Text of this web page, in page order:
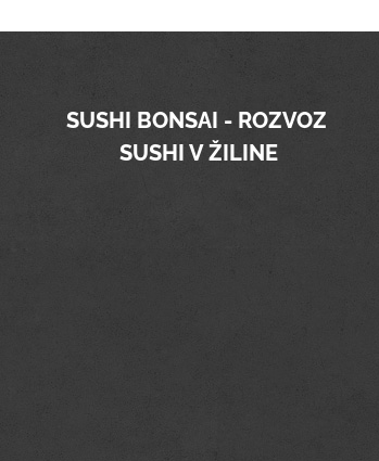
SUSHI BONSAI - ROZVOZ
SUSHI V ŽILINE